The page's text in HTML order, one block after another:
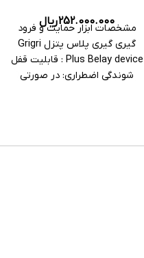
252.000.000ریال
مشخصات ابزار حمایت و فرود
گیری گیری پلاس پتزل Grigri
Plus Belay device : قابلیت قفل
شوندگی اضطراری: در صورتی